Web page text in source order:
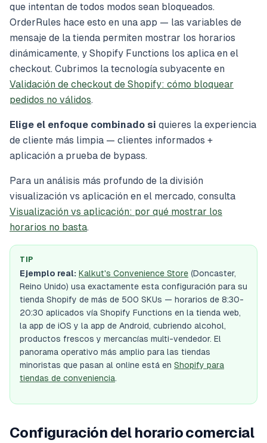
que intentan de todos modos sean bloqueados.
OrderRules hace esto en una app — las variables de
mensaje de la tienda permiten mostrar los horarios
dinámicamente, y Shopify Functions los aplica en el
checkout. Cubrimos la tecnología subyacente en
Validación de checkout de Shopify: cómo bloquear
pedidos no válidos.
Elige el enfoque combinado si quieres la experiencia
de cliente más limpia — clientes informados +
aplicación a prueba de bypass.
Para un análisis más profundo de la división
visualización vs aplicación en el mercado, consulta
Visualización vs aplicación: por qué mostrar los
horarios no basta.
TIP
Ejemplo real: Kalkut's Convenience Store (Doncaster,
Reino Unido) usa exactamente esta configuración para su
tienda Shopify de más de 500 SKUs — horarios de 8:30-
20:30 aplicados vía Shopify Functions en la tienda web,
la app de iOS y la app de Android, cubriendo alcohol,
productos frescos y mercancías multi-vendedor. El
panorama operativo más amplio para las tiendas
minoristas que pasan al online está en Shopify para
tiendas de conveniencia.
Configuración del horario comercial